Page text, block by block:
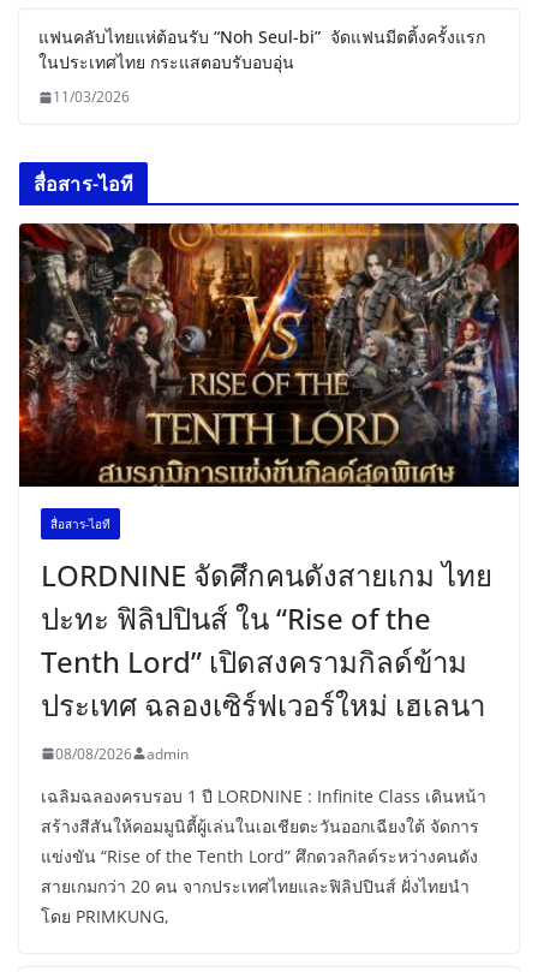
แฟนคลับไทยแห่ต้อนรับ “Noh Seul-bi” จัดแฟนมีตติ้งครั้งแรก
ในประเทศไทย กระแสตอบรับอบอุ่น
11/03/2026
สื่อสาร-ไอที
สื่อสาร-ไอที
LORDNINE จัดศึกคนดังสายเกม ไทย
ปะทะ ฟิลิปปินส์ ใน “Rise of the
Tenth Lord” เปิดสงครามกิลด์ข้าม
ประเทศ ฉลองเซิร์ฟเวอร์ใหม่ เฮเลนา
08/08/2026 admin
เฉลิมฉลองครบรอบ 1 ปี LORDNINE : Infinite Class เดินหน้า
สร้างสีสันให้คอมมูนิตี้ผู้เล่นในเอเชียตะวันออกเฉียงใต้ จัดการ
แข่งขัน “Rise of the Tenth Lord” ศึกดวลกิลด์ระหว่างคนดัง
สายเกมกว่า 20 คน จากประเทศไทยและฟิลิปปินส์ ฝั่งไทยนำ
โดย PRIMKUNG,